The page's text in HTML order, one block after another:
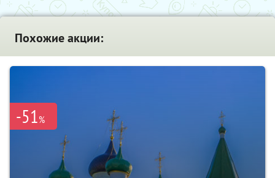
Похожие акции:
-51%